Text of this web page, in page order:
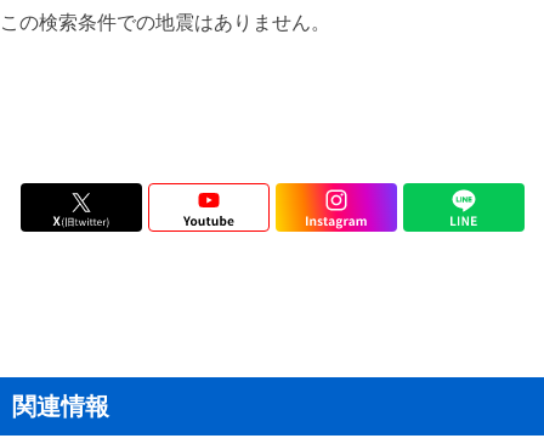
この検索条件での地震はありません。
関連情報